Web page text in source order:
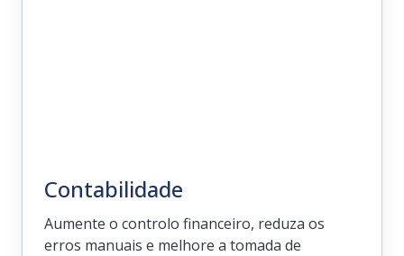
Contabilidade
Aumente o controlo financeiro, reduza os
erros manuais e melhore a tomada de